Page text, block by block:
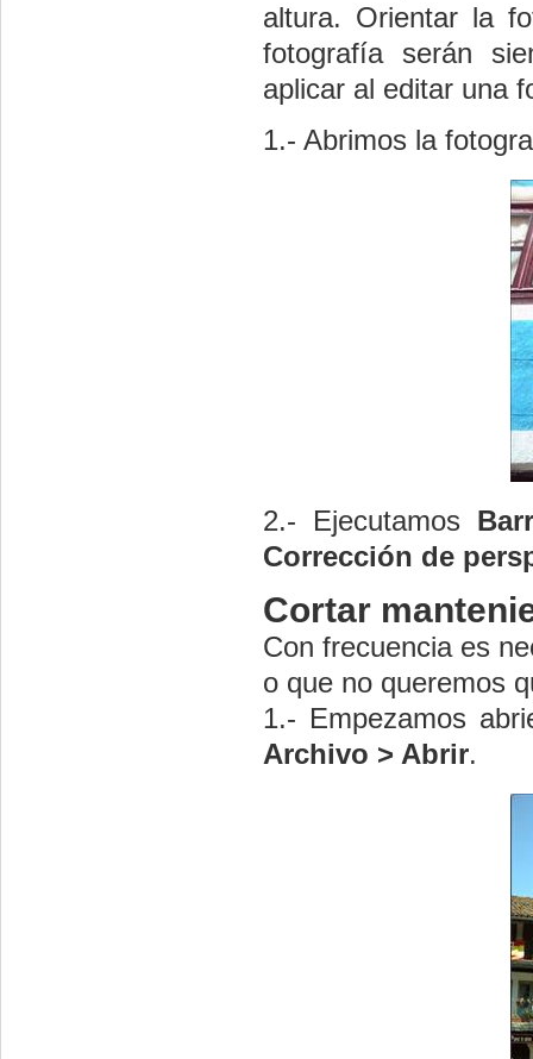
altura. Orientar la
fotografía serán
aplicar al editar una
1.- Abrimos la
2.- Ejecutamos
Corrección de
Cortar
Con frecuencia es
o que no queremos
1.- Empezamos
Archivo > Abrir.